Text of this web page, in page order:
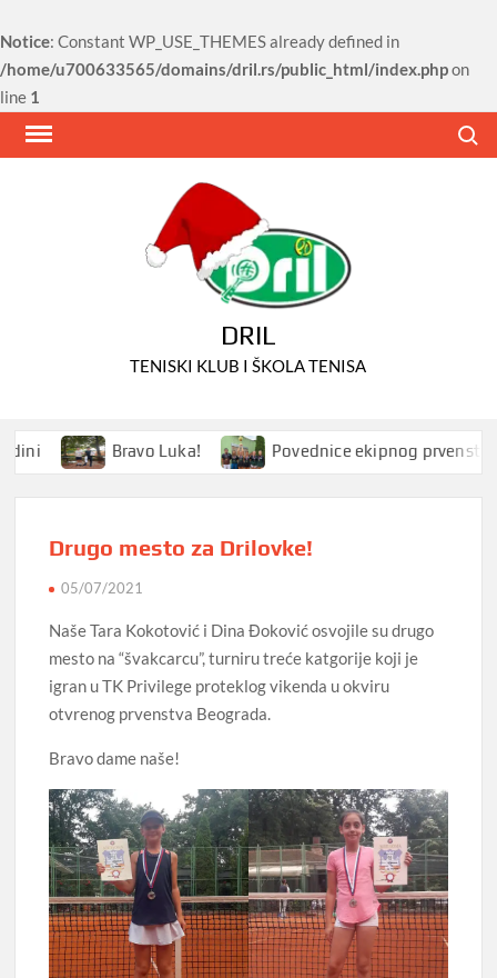
Notice: Constant WP_USE_THEMES already defined in
/home/u700633565/domains/dril.rs/public_html/index.phpon
line 1
Skip
DRIL
TENISKI KLUB I ŠKOLA TENISA
Bravo Luka! Povednice ekipnog prvenstva
Drugo mesto za Drilovke!
05/07/2021
Naše Tara Kokotović i Dina Đoković osvojile su drugo
mesto na “švakcarcu”, turniru treće katgorije koji je
igran u TK Privilege proteklog vikenda u okviru
otvrenog prvenstva Beograda.
Bravo dame naše!